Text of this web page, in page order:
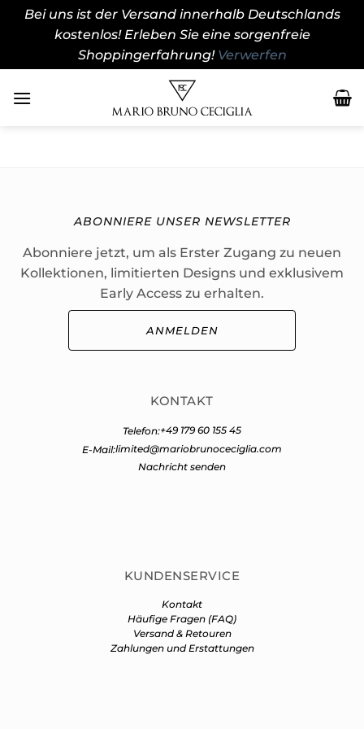
Bei uns ist der Versand innerhalb Deutschlands
kostenlos! Erleben Sie eine sorgenfreie
Shoppingerfahrung! Verwerfen
Inhalt
ABONNIERE UNSER NEWSLETTER
Abonniere jetzt, um als Erster Zugang zu neuen
Kollektionen, limitierten Designs und exklusivem
Early Access zu erhalten.
ANMELDEN
KONTAKT
Telefon:+49 179 60 155 45
E-Mail:limited@mariobrunoceciglia.com
Nachricht senden
KUNDENSERVICE
Kontakt
Häufige Fragen (FAQ)
Versand & Retouren
Zahlungen und Erstattungen